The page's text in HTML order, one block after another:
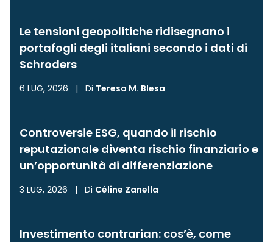
Le tensioni geopolitiche ridisegnano i
portafogli degli italiani secondo i dati di
Schroders
6 LUG, 2026 | Di Teresa M. Blesa
Controversie ESG, quando il rischio
reputazionale diventa rischio finanziario e
un’opportunità di differenziazione
3 LUG, 2026 | Di Céline Zanella
Investimento contrarian: cos’è, come